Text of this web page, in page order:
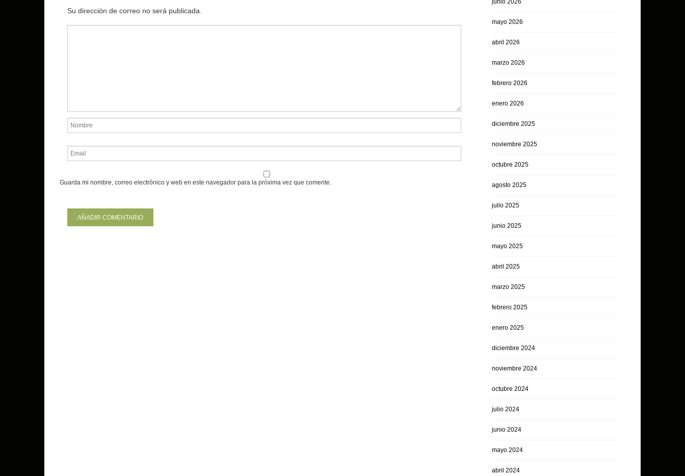
Su dirección de correo no será publicada.
Guarda mi nombre, correo electrónico y web en este navegador para la próxima vez que comente.
junio 2026
mayo 2026
abril 2026
marzo 2026
febrero 2026
enero 2026
diciembre 2025
noviembre 2025
octubre 2025
agosto 2025
julio 2025
junio 2025
mayo 2025
abril 2025
marzo 2025
febrero 2025
enero 2025
diciembre 2024
noviembre 2024
octubre 2024
julio 2024
junio 2024
mayo 2024
abril 2024